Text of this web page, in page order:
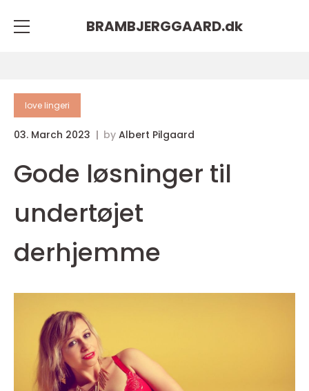
BRAMBJERGGAARD.dk
love lingeri
03. March 2023 by Albert Pilgaard
Gode løsninger til
undertøjet
derhjemme